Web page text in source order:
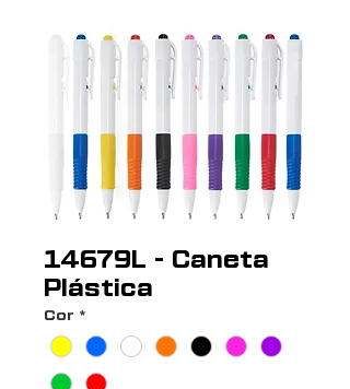
14679L - Caneta
Plástica
Cor *